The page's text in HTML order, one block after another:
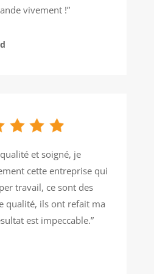
vivement !”
et soigné, je
cette entreprise qui
travail, ce sont des
qualité, ils ont refait ma
est impeccable.”